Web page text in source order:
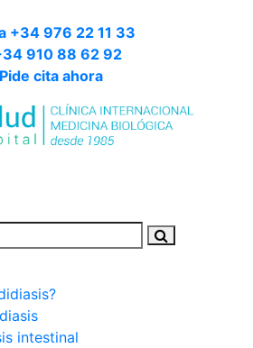
+34 976 22 11 33
910 88 62 92
Pide cita ahora
intestinal